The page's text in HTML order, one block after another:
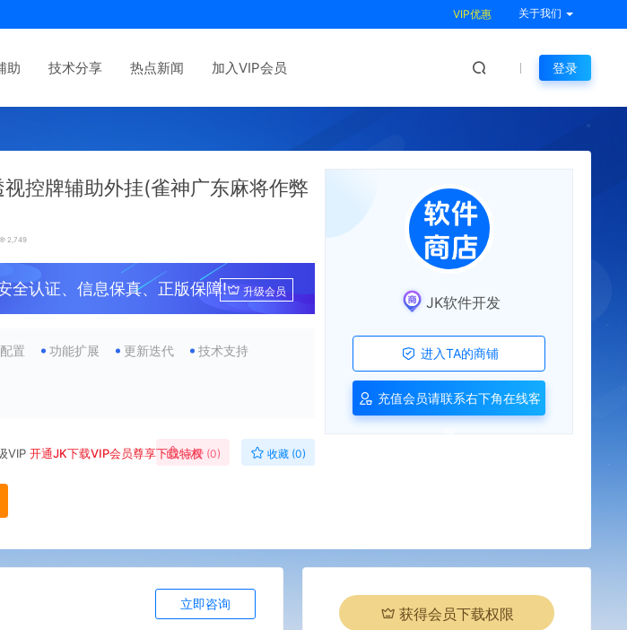
VIP优惠 关于我们
助 技术分享 热点新闻 加入VIP会员 登录
控牌辅助外挂(雀神广东麻将作弊
2,749
全认证、信息保真、正版保障! 升级会员
置 功能扩展 更新迭代 技术支持
VIP 开通JK下载VIP会员尊享下载特权
点赞 (0) 收藏 (0)
JK软件开发
进入TA的商铺
充值会员请联系右下角在线客
立即咨询
获得会员下载权限